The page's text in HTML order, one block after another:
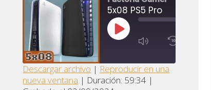
00:00
1:17:54
5x08 PS5 Pro
REPRODUCIR
EPISODIO
SUSCRIBIR COMPARTIR
Apple
COMPARTIR
Descargar archivo | Reproducir en una
nueva ventana | Duración: 59:34 |